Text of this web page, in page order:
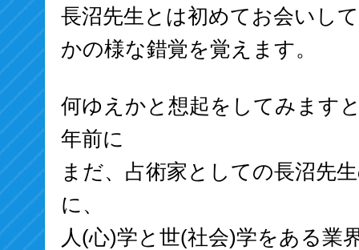
長沼先生とは初めてお会いし
かの様な錯覚を覚えます。
何ゆえかと想起をしてみます
年前に
まだ、占術家としての長沼先
に、
人(心)学と世(社会)学をある業